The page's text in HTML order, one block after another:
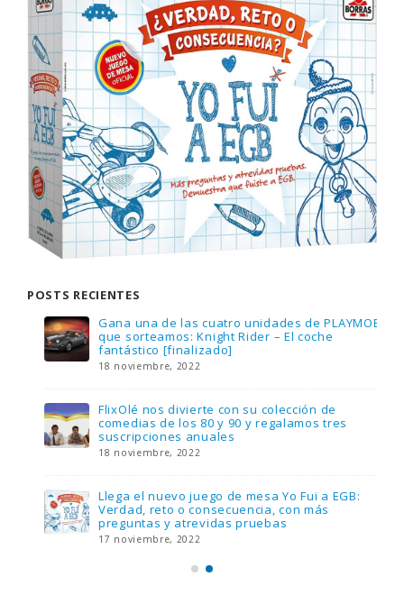
POSTS RECIENTES
Gana una de las cuatro unidades de PLAYMOBIL
que sorteamos: Knight Rider – El coche
fantástico [finalizado]
18 noviembre, 2022
FlixOlé nos divierte con su colección de
comedias de los 80 y 90 y regalamos tres
suscripciones anuales
18 noviembre, 2022
Llega el nuevo juego de mesa Yo Fui a EGB:
Verdad, reto o consecuencia, con más
preguntas y atrevidas pruebas
17 noviembre, 2022